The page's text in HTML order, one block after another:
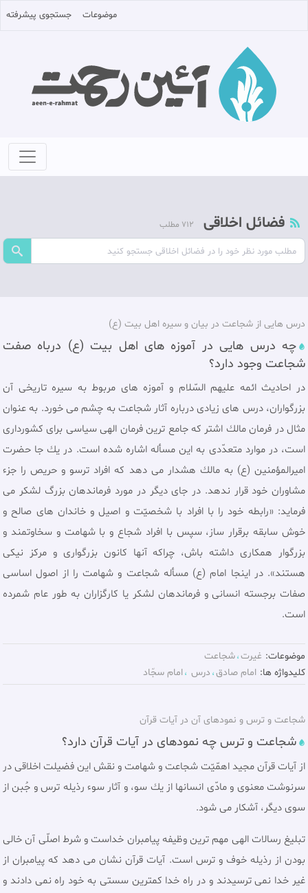
موضوعات جستجوی پیشرفته
فضائل اخلاقی 712 مطلب
درس هایی از شجاعت در بيان و سیره اهل بیت (ع)
چه درس هایی در آموزه های اهل بيت (ع) درباه صفت
شجاعت وجود دارد؟
در احادیث ائمه علیهم السّلام و آموزه های مربوط به سیره تاریخی آن
بزرگواران، درس های زیادی درباره آثار شجاعت به چشم می خورد. به عنوان
مثال در فرمان مالك اشتر كه جامع ترين فرمان الهى سياسى براى كشوردارى
است، در موارد متعدّدى به اين مسأله اشاره شده است. در يك جا حضرت
امیرالمؤمنین (ع) به مالك هشدار مى دهد كه افراد ترسو و حريص را جزء
مشاوران خود قرار ندهد. در جاى ديگر در مورد فرماندهان بزرگ لشكر مى
فرمايد: «رابطه خود را با افراد با شخصيّت و اصيل و خاندان هاى صالح و
خوش سابقه برقرار ساز، سپس با افراد شجاع و با شهامت و سخاوتمند و
بزرگوار همكارى داشته باش، چراكه آنها كانون بزرگوارى و مركز نيكى
هستند». در اينجا امام (ع) مسأله شجاعت و شهامت را از اصول اساسى
صفات برجسته انسانى و فرماندهان لشكر يا كارگزاران به طور عام شمرده
است.
موضوعات: غيرت شجاعت
کلیدواژه ها: امام صادق درس امام سجّاد
شجاعت و ترس و نمودهای آن در آیات قرآن
شجاعت و ترس چه نمودهای در آیات قرآن دارد؟
از آيات قرآن مجيد اهمّيّت شجاعت و شهامت و نقش اين فضيلت اخلاقى در
سرنوشت معنوى و مادّى انسانها از يك سو، و آثار سوء رذيله ترس و جُبن از
سوى ديگر، آشكار مى شود.
تبليغ رسالات الهى مهم ترين وظيفه پيامبران خداست و شرط اصلّى آن خالى
بودن از رذيله خوف و ترس است. آیات قرآن نشان مى‏ دهد كه پيامبران از
غير خدا نمى ترسيدند و در راه خدا كمترين سستى به خود راه نمى دادند و